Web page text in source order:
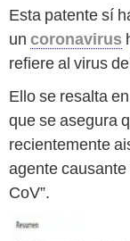
Esta patente sí
un coronavirus
refiere al virus
Ello se resalta
que se asegura
recientemente
agente
CoV”.